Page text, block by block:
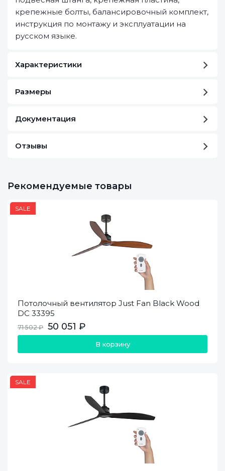
крепежные болты, балансировочный комплект,
инструкция по монтажу и эксплуатации на
русском языке.
Характеристики
Размеры
Документация
Отзывы
Рекомендуемые товары
SALE
Потолочный вентилятор Just Fan Black Wood
DC 33395
71 502 ₽ 50 051 ₽
В корзину
SALE